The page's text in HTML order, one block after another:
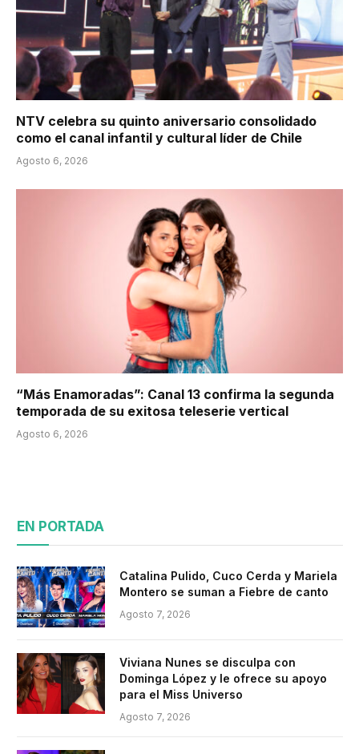
NTV celebra su quinto aniversario consolidado
como el canal infantil y cultural líder de Chile
Agosto 6, 2026
“Más Enamoradas”: Canal 13 confirma la segunda
temporada de su exitosa teleserie vertical
Agosto 6, 2026
EN PORTADA
Catalina Pulido, Cuco Cerda y Mariela
Montero se suman a Fiebre de canto
Agosto 7, 2026
Viviana Nunes se disculpa con
Dominga López y le ofrece su apoyo
para el Miss Universo
Agosto 7, 2026